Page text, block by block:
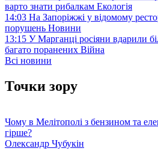
варто знати рибалкам Екологія
14:03 На Запоріжжі у відомому
порушень Новини
13:15 У Марганці росіяни вдарили
багато поранених Війна
Всі новини
Точки зору
Чому в Мелітополі з бензином та
гірше?
Олександр Чубукін